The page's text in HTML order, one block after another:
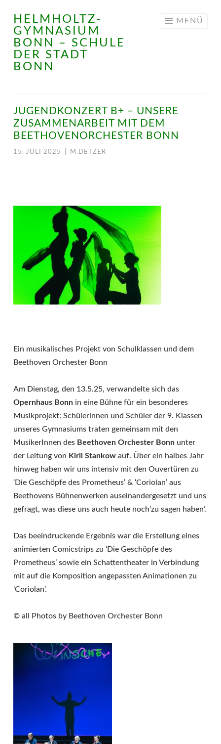
Springe
zum
Inhalt
HELMHOLTZ-
GYMNASIUM
BONN – SCHULE
DER STADT
BONN
MENÜ
JUGENDKONZERT B+ – UNSERE
ZUSAMMENARBEIT MIT DEM
BEETHOVENORCHESTER BONN
15. JULI 2025 M.DETZER
Ein musikalisches Projekt von Schulklassen und dem
Beethoven Orchester Bonn
Am Dienstag, den 13.5.25, verwandelte sich das
Opernhaus Bonn in eine Bühne für ein besonderes
Musikprojekt: Schülerinnen und Schüler der 9. Klassen
unseres Gymnasiums traten gemeinsam mit den
MusikerInnen des Beethoven Orchester Bonn unter
der Leitung von Kiril Stankow auf. Über ein halbes Jahr
hinweg haben wir uns intensiv mit den Ouvertüren zu
‘Die Geschöpfe des Prometheus’ & ‘Coriolan’ aus
Beethovens Bühnenwerken auseinandergesetzt und uns
gefragt, was diese uns auch heute noch’zu sagen haben’.
Das beeindruckende Ergebnis war die Erstellung eines
animierten Comicstrips zu ‘Die Geschöpfe des
Prometheus’ sowie ein Schattentheater in Verbindung
mit auf die Komposition angepassten Animationen zu
‘Coriolan’.
© all Photos by Beethoven Orchester Bonn